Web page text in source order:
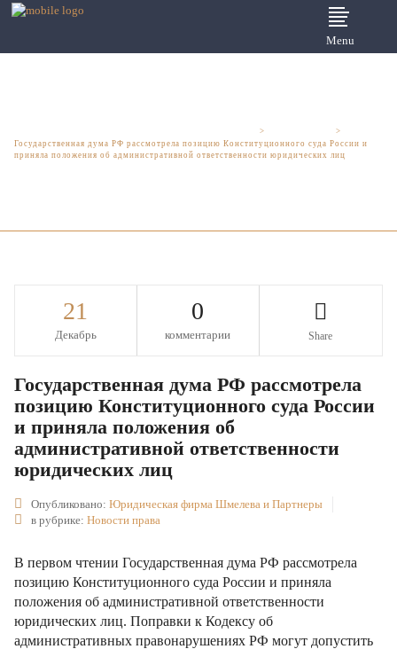
Menu
>
>
Государственная дума РФ рассмотрела позицию Конституционного суда России и
приняла положения об административной ответственности юридических лиц
21
Декабрь
0
комментарии Share
Государственная дума РФ рассмотрела
позицию Конституционного суда России
и приняла положения об
административной ответственности
юридических лиц
Опубликовано: Юридическая фирма Шмелева и Партнеры
в рубрике: Новости права
В первом чтении Государственная дума РФ рассмотрела
позицию Конституционного суда России и приняла
положения об административной ответственности
юридических лиц. Поправки к Кодексу об
административных правонарушениях РФ могут допустить